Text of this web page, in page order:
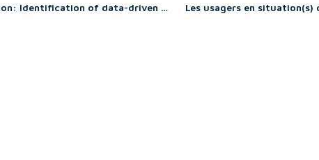
Data & AI-driven disruption: Identification of data-driven solution business model patterns in the context of business model innovation